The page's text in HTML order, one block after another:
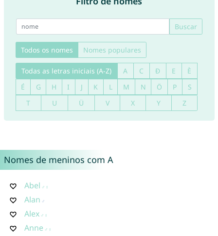
Buscar
Todos os nomes Nomes populares
Todas as letras iniciais (A-Z) A C Đ E
È
É
G H I J K L M N Ö P
S
T
U Ü V X Y Z
Nomes de meninos com A
Abel
Alan
Alex
Anne